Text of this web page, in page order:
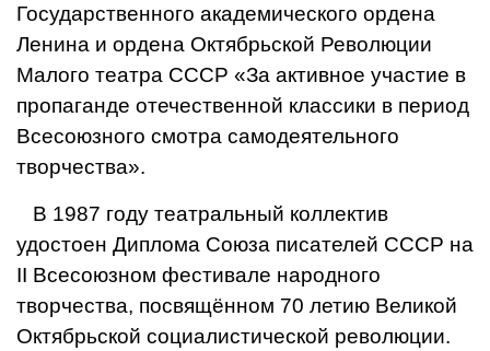
Государственного академическо­го ордена
Ленина и ордена Октябрь­ской Революции
Малого театра СССР «За активное участие в
пропаганде отече­ственной классики в период
Всесоюзно­го смотра самодеятельного
творчества».
В 1987 году театральный коллектив
удостоен Диплома Союза писателей СССР на
II Всесоюзном фестивале народ­ного
творчества, посвящённом 70 летию Великой
Октябрьской социалистической революции.